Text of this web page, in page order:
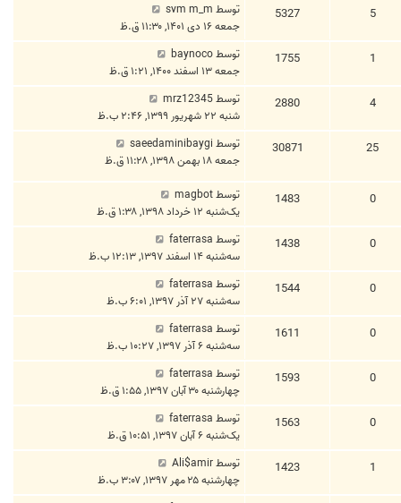
5
5327 توسط svm m_m
جمعه ۱۶ دی ۱۴۰۱, ۱۱:۳۰ ق.ظ
1
1755 توسطbaynoco
جمعه ۱۳ اسفند ۱۴۰۰, ۱:۲۱ ق.ظ
4
2880 توسطmrz12345
شنبه ۲۲ شهریور ۱۳۹۹, ۲:۴۶ ب.ظ
25
30871 توسط saeedaminibaygi
جمعه ۱۸ بهمن ۱۳۹۸, ۱۱:۲۸ ق.ظ
0
1483 توسطmagbot
یک‌شنبه ۱۲ خرداد ۱۳۹۸, ۱:۳۸ ق.ظ
0
1438 توسط faterrasa
سه‌شنبه ۱۴ اسفند ۱۳۹۷, ۱۲:۱۳ ب.ظ
0
1544 توسط faterrasa
سه‌شنبه ۲۷ آذر ۱۳۹۷, ۶:۰۱ ب.ظ
0
1611 توسط faterrasa
سه‌شنبه ۶ آذر ۱۳۹۷, ۱۰:۲۷ ب.ظ
0
1593 توسط faterrasa
چهارشنبه ۳۰ آبان ۱۳۹۷, ۱:۵۵ ق.ظ
0
1563 توسط faterrasa
یک‌شنبه ۶ آبان ۱۳۹۷, ۱۰:۵۱ ق.ظ
1
1423 توسطAli$amir
چهارشنبه ۲۵ مهر ۱۳۹۷, ۳:۰۷ ب.ظ